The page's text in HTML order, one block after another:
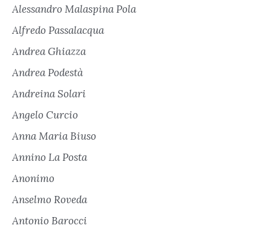
Alessandro Malaspina Pola
Alfredo Passalacqua
Andrea Ghiazza
Andrea Podestà
Andreina Solari
Angelo Curcio
Anna Maria Biuso
Annino La Posta
Anonimo
Anselmo Roveda
Antonio Barocci